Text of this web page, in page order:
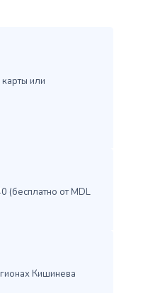
или
(бесплатно от MDL
Кишинева